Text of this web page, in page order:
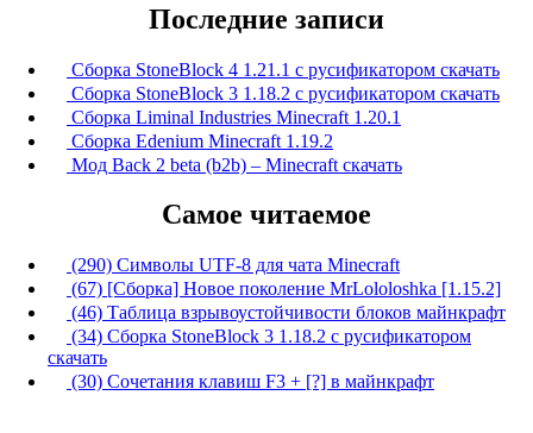
Последние записи
Сборка StoneBlock 4 1.21.1 с русификатором скачать
Сборка StoneBlock 3 1.18.2 с русификатором скачать
Сборка Liminal Industries Minecraft 1.20.1
Сборка Edenium Minecraft 1.19.2
Мод Back 2 beta (b2b) – Minecraft скачать
Самое читаемое
(290) Символы UTF-8 для чата Minecraft
(67) [Сборка] Новое поколение MrLololoshka [1.15.2]
(46) Таблица взрывоустойчивости блоков майнкрафт
(34) Сборка StoneBlock 3 1.18.2 с русификатором
скачать
(30) Сочетания клавиш F3 + [?] в майнкрафт